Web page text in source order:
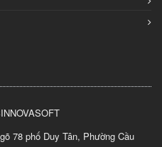
78 phố Duy Tân, Phường Cầu